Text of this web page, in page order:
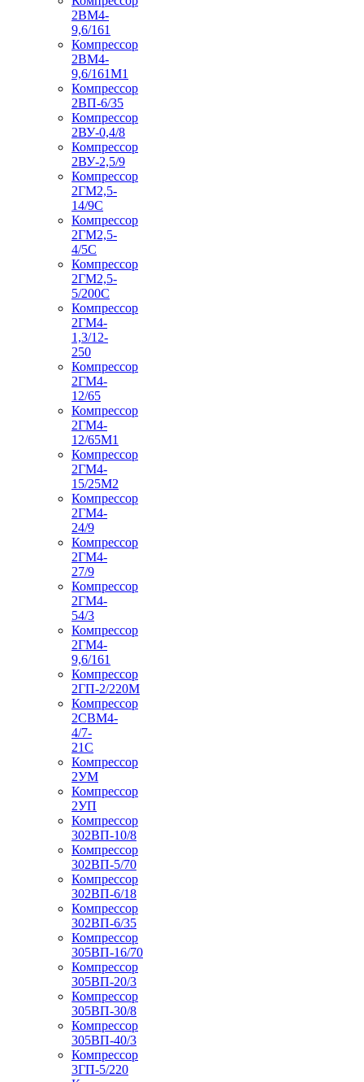
2ВМ4-
9,6/161
Компрессор
2ВМ4-
9,6/161М1
Компрессор
2ВП-6/35
Компрессор
2ВУ-0,4/8
Компрессор
2ВУ-2,5/9
Компрессор
2ГМ2,5-
14/9С
Компрессор
2ГМ2,5-
4/5С
Компрессор
2ГМ2,5-
5/200С
Компрессор
2ГМ4-
1,3/12-
250
Компрессор
2ГМ4-
12/65
Компрессор
2ГМ4-
12/65М1
Компрессор
2ГМ4-
15/25М2
Компрессор
2ГМ4-
24/9
Компрессор
2ГМ4-
27/9
Компрессор
2ГМ4-
54/3
Компрессор
2ГМ4-
9,6/161
Компрессор
2ГП-2/220М
Компрессор
2СВМ4-
4/7-
21С
Компрессор
2УМ
Компрессор
2УП
Компрессор
302ВП-10/8
Компрессор
302ВП-5/70
Компрессор
302ВП-6/18
Компрессор
302ВП-6/35
Компрессор
305ВП-16/70
Компрессор
305ВП-20/3
Компрессор
305ВП-30/8
Компрессор
305ВП-40/3
Компрессор
3ГП-5/220